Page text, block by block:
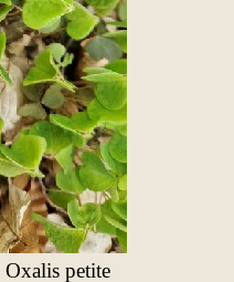
Oxalis petite